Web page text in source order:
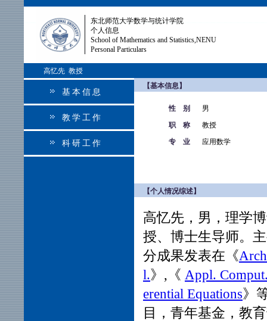
东北师范大学数学与统计学院
个人信息
School of Mathematics and Statistics,NENU
Personal Particulars
高忆先 教授
基本信息
教学工作
科研工作
【基本信息】
性 别
男
职 称
教授
专 业
应用数学
【个人情况综述】
高忆先，男，理学
授、博士生导师。
分成果发表在 《
l.》,《 Appl.
erential Equations》
目，青年基金，教